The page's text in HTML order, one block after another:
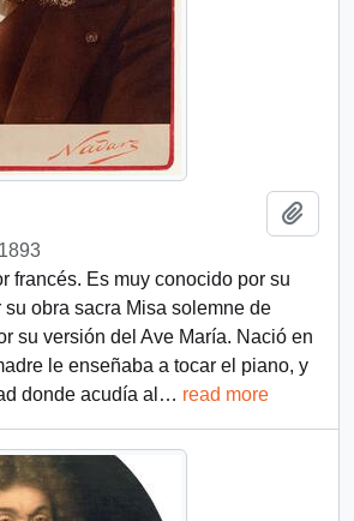
francés. Es muy conocido por su
obra sacra Misa solemne de
su versión del Ave María. Nació en
le enseñaba a tocar el piano, y
donde acudía al … read more